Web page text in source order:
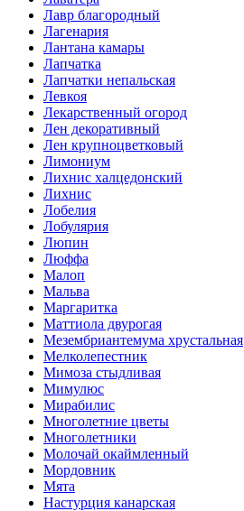
Лавр благородный
Лагенария
Лантана камары
Лапчатка
Лапчатки непальская
Левкоя
Лекарственный огород
Лен декоративный
Лен крупноцветковый
Лимониум
Лихнис халцедонский
Лихнис
Лобелия
Лобулярия
Люпин
Люффа
Малоп
Мальва
Маргаритка
Маттиола двурогая
Мезембриантемума хрустальная
Мелколепестник
Мимоза стыдливая
Мимулюс
Мирабилис
Многолетние цветы
Многолетники
Молочай окаймленный
Мордовник
Мята
Настурция канарская